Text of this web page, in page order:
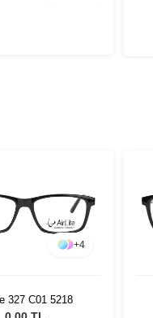
+4
327 C01 5218